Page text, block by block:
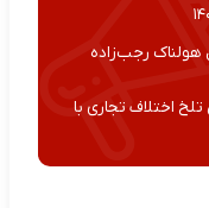
هولناک رجب‌زاده
اختلاف تجاری با